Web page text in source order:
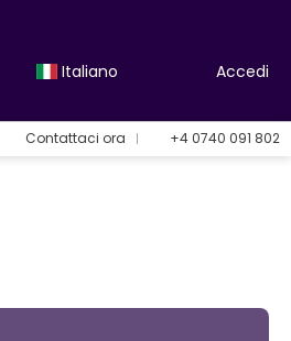
Italiano Accedi
Contattaci ora +4 0740 091 802